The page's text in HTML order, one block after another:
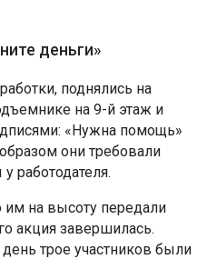
деньги»
поднялись на
на 9-й этаж и
«Нужна помощь»
они требовали
работодателя.
на высоту передали
акция завершилась.
трое участников были